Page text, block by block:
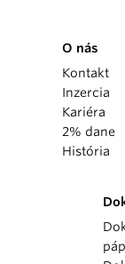
O nás
Kontakt
Inzercia
Kariéra
2% dane
História